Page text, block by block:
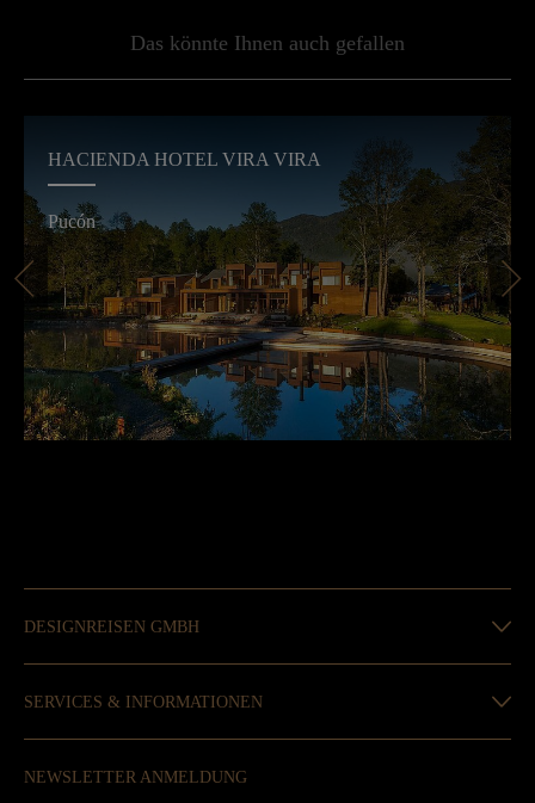
Das könnte Ihnen auch gefallen
HACIENDA HOTEL VIRA VIRA
Pucón
DESIGNREISEN GMBH
SERVICES & INFORMATIONEN
NEWSLETTER ANMELDUNG